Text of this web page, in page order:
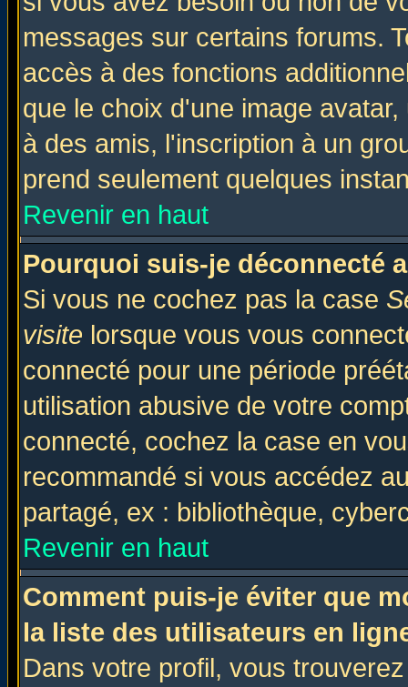
messages sur certains forums.
accès à des fonctions
que le choix d'une image
à des amis, l'inscription à un
prend seulement quelques
Revenir en haut
Pourquoi suis-je déconnecté
Si vous ne cochez pas la case
visite lorsque vous vous
connecté pour une période
utilisation abusive de votre
connecté, cochez la case en
recommandé si vous accédez
partagé, ex : bibliothèque,
Revenir en haut
Comment puis-je éviter que
la liste des utilisateurs en
Dans votre profil, vous